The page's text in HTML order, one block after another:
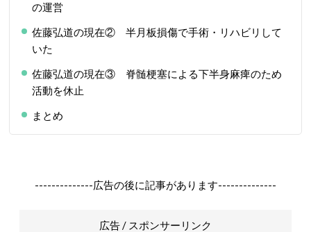
の運営
佐藤弘道の現在② 半月板損傷で手術・リハビリして
いた
佐藤弘道の現在③ 脊髄梗塞による下半身麻痺のため
活動を休止
まとめ
--------------広告の後に記事があります--------------
広告 / スポンサーリンク